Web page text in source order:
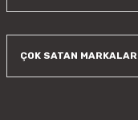
ÇOK SATAN MARKALAR